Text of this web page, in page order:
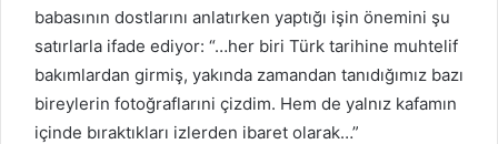
babasının dostlarını anlatırken yaptığı işin önemini şu
satırlarla ifade ediyor: “…her biri Türk tarihine muhtelif
bakımlardan girmiş, yakında zamandan tanıdığımız bazı
bireylerin fotoğraflarıni çizdim. Hem de yalnız kafamın
içinde bıraktıkları izlerden ibaret olarak…”